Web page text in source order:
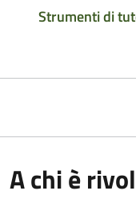
Strumenti di
A chi è